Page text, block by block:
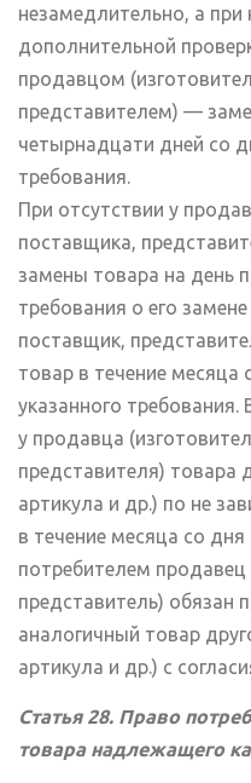
незамедлительно, а
дополнительной
продавцом
представителем) —
четырнадцати дней со
требования.
При отсутствии у
поставщика,
замены товара на день
требования о его
поставщик,
товар в течение месяца
указанного требования.
у продавца
представителя) товара
артикула и др.) по не
в течение месяца со
потребителем
представитель) обязан
аналогичный товар
артикула и др.) с
Статья 28. Право
товара надлежащего